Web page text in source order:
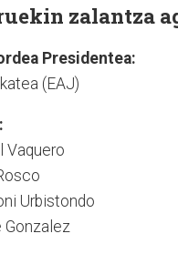
zalantza
Presidentea:
(EAJ)
Urbistondo